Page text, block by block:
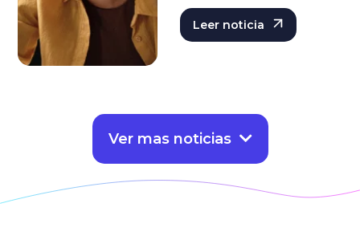
Leer noticia
Ver mas noticias